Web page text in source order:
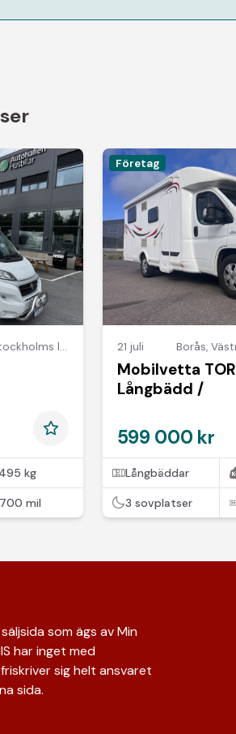
län
kg
mil
Företag
21 juli Borås,
Mobilvetta
Långbädd /
599 000 kr
Långbäddar
3 sovplatser
som ägs av Min
har inget med
sig helt ansvaret
sida.